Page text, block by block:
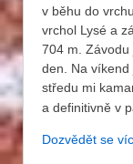
v běhu do
vrchol Lysé a
704 m. Závodu
den. Na víkend
středu mi
a definitivně v
Dozvědět se